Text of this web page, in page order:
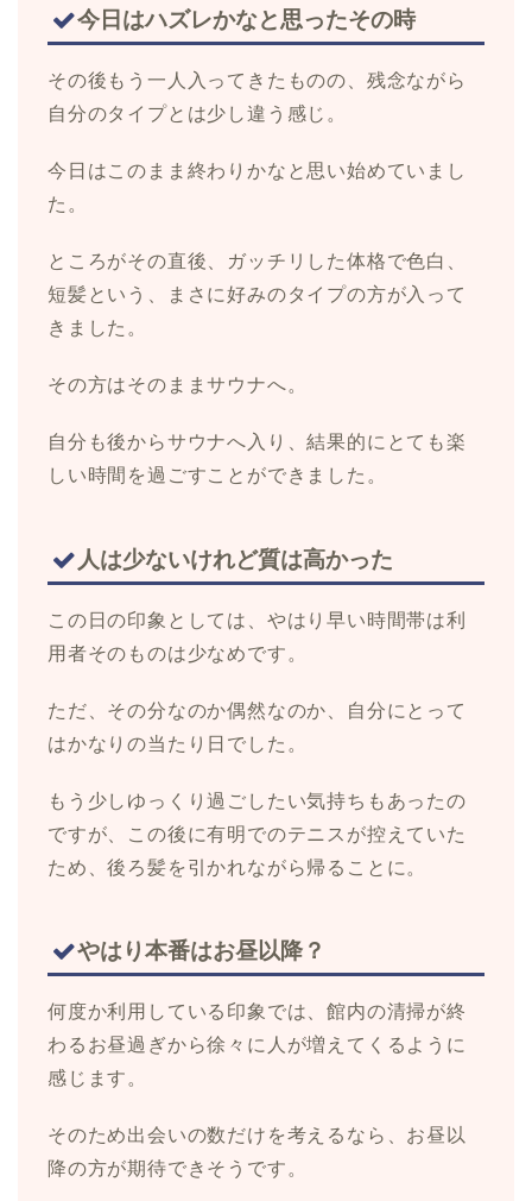
今日はハズレかなと思ったその時
その後もう一人入ってきたものの、残念ながら
自分のタイプとは少し違う感じ。
今日はこのまま終わりかなと思い始めていまし
た。
ところがその直後、ガッチリした体格で色白、
短髪という、まさに好みのタイプの方が入って
きました。
その方はそのままサウナへ。
自分も後からサウナへ入り、結果的にとても楽
しい時間を過ごすことができました。
人は少ないけれど質は高かった
この日の印象としては、やはり早い時間帯は利
用者そのものは少なめです。
ただ、その分なのか偶然なのか、自分にとって
はかなりの当たり日でした。
もう少しゆっくり過ごしたい気持ちもあったの
ですが、この後に有明でのテニスが控えていた
ため、後ろ髪を引かれながら帰ることに。
やはり本番はお昼以降？
何度か利用している印象では、館内の清掃が終
わるお昼過ぎから徐々に人が増えてくるように
感じます。
そのため出会いの数だけを考えるなら、お昼以
降の方が期待できそうです。